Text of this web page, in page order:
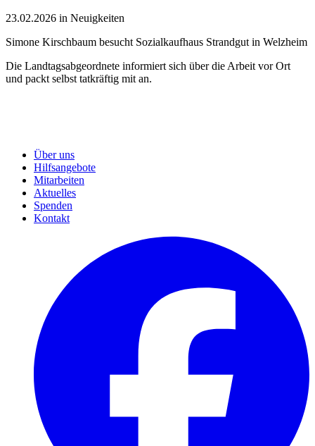
23.02.2026 in Neuigkeiten
Simone Kirschbaum besucht Sozialkaufhaus Strandgut in Welzheim
Die Landtagsabgeordnete informiert sich über die Arbeit vor Ort
und packt selbst tatkräftig mit an.
Über uns
Hilfsangebote
Mitarbeiten
Aktuelles
Spenden
Kontakt